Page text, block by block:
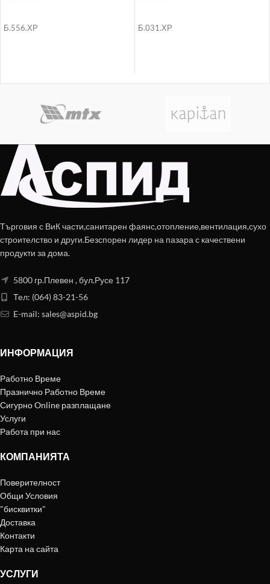
Б.556.ХР Б.031.ХР
Търговия с ВиК части,санитарен фаянс,отопление,вентилация,сухо
строителство и други.Безспорен лидер на пазара с качествени
продукти за дома.
5800 гр.Плевен , бул.Русе 117
Тел: (064) 83-21-56
E-mail: sales@aspid.bg
ИНФОРМАЦИЯ
Работно Време
Празнично Работно Време
Сигурно Online разплащане
Услуги
Работа при нас
КОМПАНИЯТА
Поверителност
Общи Условия
"бисквитки"
Доставка
Контакти
Карта на сайта
УСЛУГИ